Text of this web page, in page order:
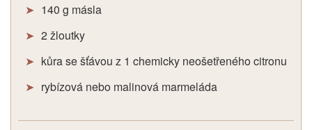
140 g másla
2 žloutky
kůra se šťávou z 1 chemicky neošetřeného citronu
rybízová nebo malinová marmeláda